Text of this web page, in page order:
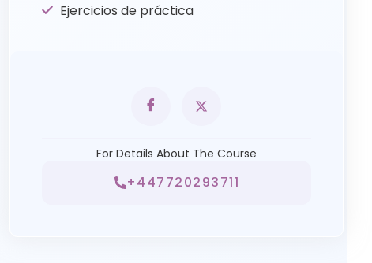
Ejercicios de práctica
For Details About The Course
+447720293711